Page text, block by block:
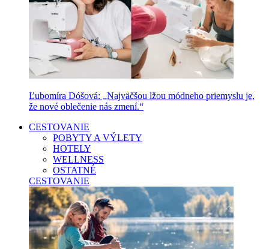
Ľubomíra Dóšová: „Najväčšou lžou módneho priemyslu je,
že nové oblečenie nás zmení.“
CESTOVANIE
POBYTY A VÝLETY
HOTELY
WELLNESS
OSTATNÉ
CESTOVANIE